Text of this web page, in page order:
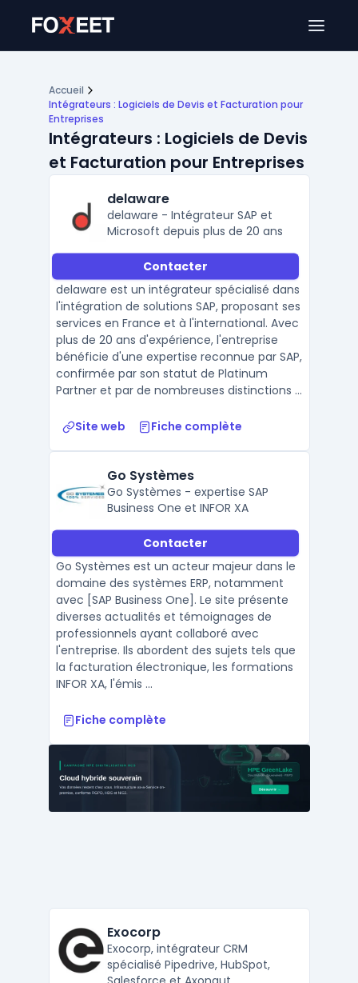
Accueil
Intégrateurs : Logiciels de Devis et Facturation pour
Entreprises
Intégrateurs : Logiciels de Devis
et Facturation pour Entreprises
delaware
delaware - Intégrateur SAP et
Microsoft depuis plus de 20 ans
Contacter
delaware est un intégrateur spécialisé dans
l'intégration de solutions SAP, proposant ses
services en France et à l'international. Avec
plus de 20 ans d'expérience, l'entreprise
bénéficie d'une expertise reconnue par SAP,
confirmée par son statut de Platinum
Partner et par de nombreuses distinctions ...
Site web Fiche complète
Go Systèmes
Go Systèmes - expertise SAP
Business One et INFOR XA
Contacter
Go Systèmes est un acteur majeur dans le
domaine des systèmes ERP, notamment
avec [SAP Business One]. Le site présente
diverses actualités et témoignages de
professionnels ayant collaboré avec
l'entreprise. Ils abordent des sujets tels que
la facturation électronique, les formations
INFOR XA, l'émis ...
Fiche complète
Exocorp
Exocorp, intégrateur CRM
spécialisé Pipedrive, HubSpot,